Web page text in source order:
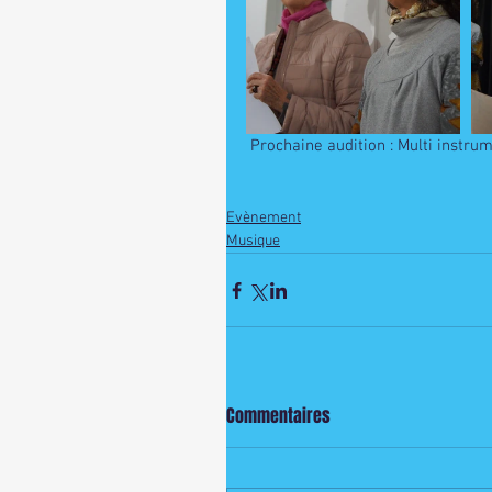
Prochaine audition : Multi
Evènement
Musique
Commentaires